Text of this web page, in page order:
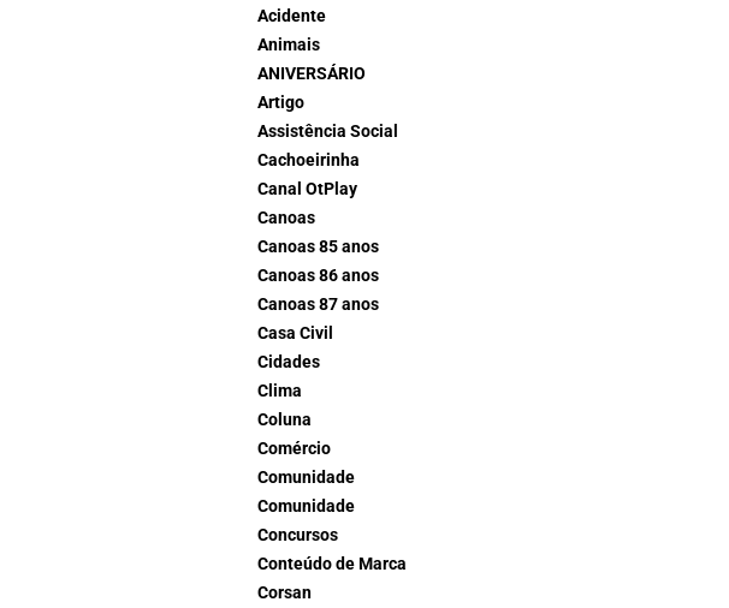
Acidente
Animais
ANIVERSÁRIO
Artigo
Assistência Social
Cachoeirinha
Canal OtPlay
Canoas
Canoas 85 anos
Canoas 86 anos
Canoas 87 anos
Casa Civil
Cidades
Clima
Coluna
Comércio
Comunidade
Comunidade
Concursos
Conteúdo de Marca
Corsan